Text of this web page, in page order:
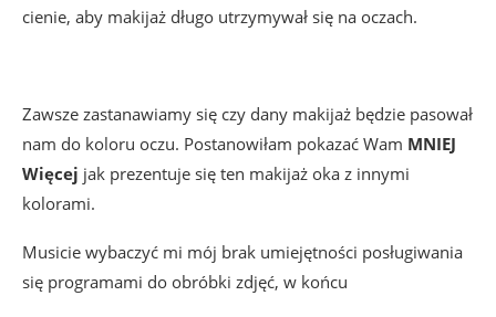
cienie, aby makijaż długo utrzymywał się na oczach.
Zawsze zastanawiamy się czy dany makijaż będzie pasował
nam do koloru oczu. Postanowiłam pokazać Wam MNIEJ
Więcej jak prezentuje się ten makijaż oka z innymi
kolorami.
Musicie wybaczyć mi mój brak umiejętności posługiwania
się programami do obróbki zdjęć, w końcu